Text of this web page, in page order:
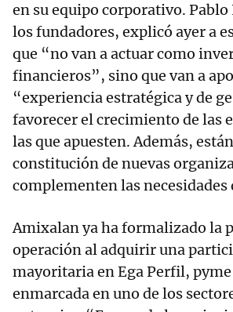
en su equipo corporativo. Pablo
los fundadores, explicó ayer a
que “no van a actuar como
financieros”, sino que van a
“experiencia estratégica y de
favorecer el crecimiento de las
las que apuesten. Además,
constitución de nuevas
complementen las necesidades
Amixalan ya ha formalizado la
operación al adquirir una
mayoritaria en Ega Perfil,
enmarcada en uno de los